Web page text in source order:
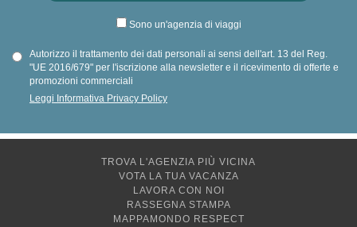
Sono un'agenzia di viaggi
Autorizzo il trattamento dei dati personali ai sensi dell'art. 13 del Reg.
"UE 2016/679" per l'iscrizione alla newsletter e il ricevimento di offerte e
promozioni commerciali
Leggi Informativa Privacy Policy
TROVA L'AGENZIA PIÙ VICINA
VOTA LA TUA VACANZA
LAVORA CON NOI
RASSEGNA STAMPA
MAPPAMONDO RESPECT